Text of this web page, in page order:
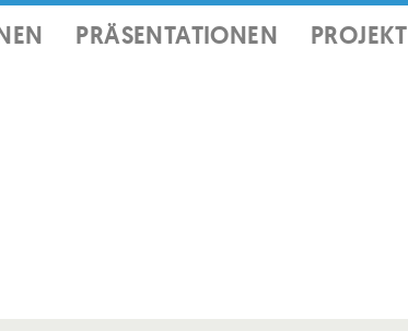
PRÄSENTATIONEN PROJEKT